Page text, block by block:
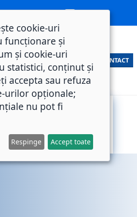
CONTACT
cookie-uri
funcționare și
și cookie-uri
statistici, conținut și
accepta sau refuza
urilor opționale;
nu pot fi
Respinge Accept toate